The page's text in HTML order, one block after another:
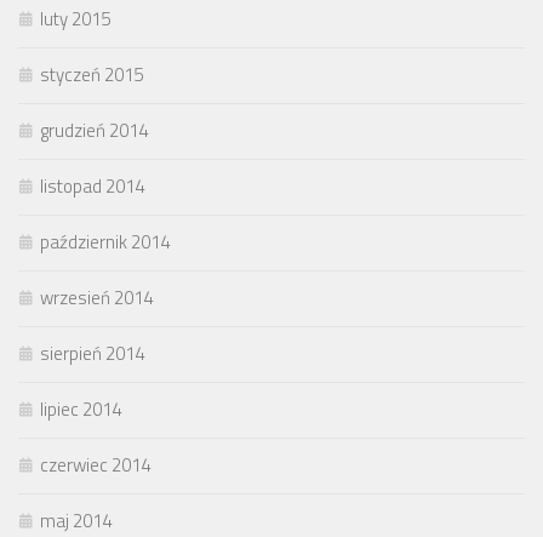
luty 2015
styczeń 2015
grudzień 2014
listopad 2014
październik 2014
wrzesień 2014
sierpień 2014
lipiec 2014
czerwiec 2014
maj 2014